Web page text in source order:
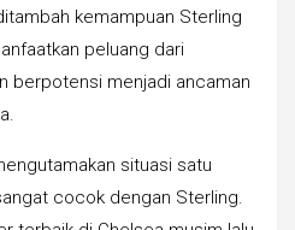
kemampuan Sterling
peluang dari
berpotensi menjadi ancaman
situasi satu
cocok dengan Sterling.